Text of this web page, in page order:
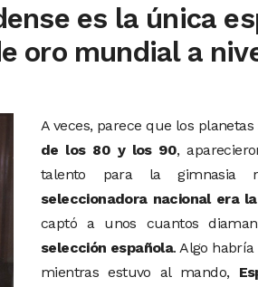
es la única
oro mundial a
A veces, parece que los
de los 80 y los 90,
talento para la gimnasia
seleccionadora nacional era
captó a unos cuantos
selección española. Algo
mientras estuvo al mando,